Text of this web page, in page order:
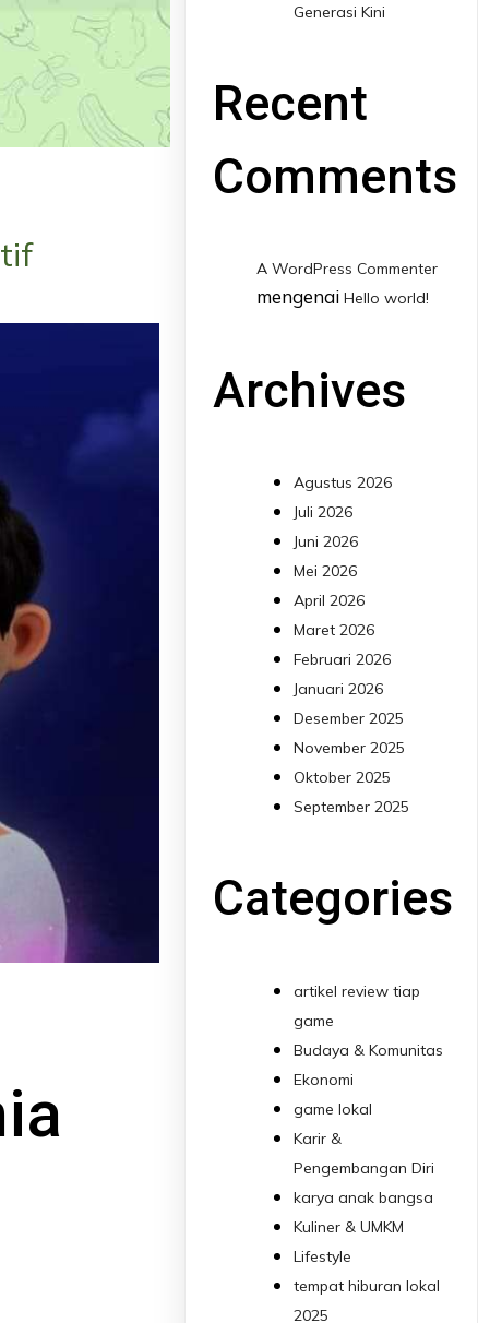
Generasi Kini
Recent
Comments
A WordPress Commenter
mengenaiHello world!
Archives
Agustus 2026
Juli 2026
Juni 2026
Mei 2026
April 2026
Maret 2026
Februari 2026
Januari 2026
Desember 2025
November 2025
Oktober 2025
September 2025
Categories
artikel review tiap
game
Budaya & Komunitas
Ekonomi
game lokal
Karir &
Pengembangan Diri
karya anak bangsa
Kuliner & UMKM
Lifestyle
tempat hiburan lokal
2025